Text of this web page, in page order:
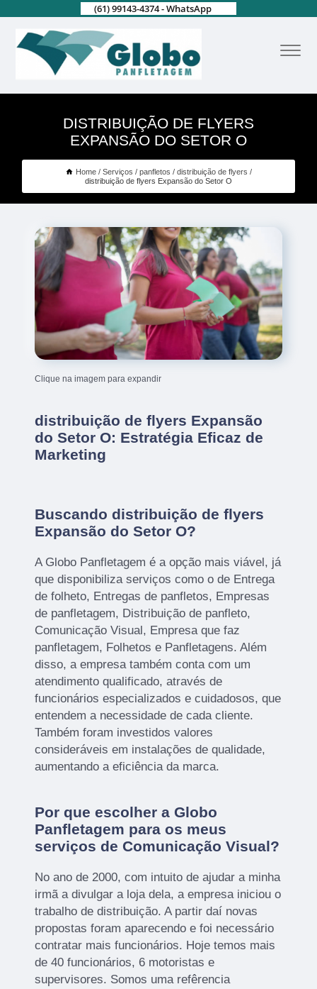
(61) 99143-4374 - WhatsApp
DISTRIBUIÇÃO DE FLYERS
EXPANSÃO DO SETOR O
Home Serviços panfletos
distribuição de flyers
distribuição de flyers Expansão do Setor O
Clique na imagem para expandir
distribuição de flyers Expansão
do Setor O: Estratégia Eficaz de
Marketing
Buscando distribuição de flyers
Expansão do Setor O?
A Globo Panfletagem é a opção mais viável, já
que disponibiliza serviços como o de Entrega
de folheto, Entregas de panfletos, Empresas
de panfletagem, Distribuição de panfleto,
Comunicação Visual, Empresa que faz
panfletagem, Folhetos e Panfletagens. Além
disso, a empresa também conta com um
atendimento qualificado, através de
funcionários especializados e cuidadosos, que
entendem a necessidade de cada cliente.
Também foram investidos valores
consideráveis em instalações de qualidade,
aumentando a eficiência da marca.
Por que escolher a Globo
Panfletagem para os meus
serviços de Comunicação Visual?
No ano de 2000, com intuito de ajudar a minha
irmã a divulgar a loja dela, a empresa iniciou o
trabalho de distribuição. A partir daí novas
propostas foram aparecendo e foi necessário
contratar mais funcionários. Hoje temos mais
de 40 funcionários, 6 motoristas e
supervisores. Somos uma refêrencia